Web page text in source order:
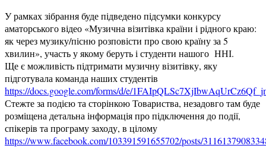
У рамках зібрання буде підведено підсумки конкурсу
аматорського відео «Музична візитівка країни і рідного краю:
як через музику/пісню розповісти про свою країну за 5
хвилин», участь у якому беруть і студенти нашого ННІ.
Ще є можливість підтримати музичну візитівку, яку
підготувала команда наших студентів
https://docs.google.com/forms/d/e/
Стежте за подією та сторінкою Товариства, незадовго там буде
розміщена детальна інформація про підключення до події,
спікерів та програму заходу, в цілому
https://www.facebook.com/103391591655702/posts/